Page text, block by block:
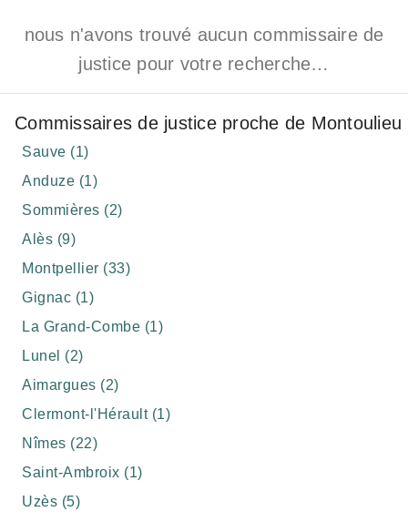
nous n'avons trouvé aucun commissaire de
justice pour votre recherche…
Commissaires de justice proche de Montoulieu
Sauve (1)
Anduze (1)
Sommières (2)
Alès (9)
Montpellier (33)
Gignac (1)
La Grand-Combe (1)
Lunel (2)
Aimargues (2)
Clermont-l'Hérault (1)
Nîmes (22)
Saint-Ambroix (1)
Uzès (5)